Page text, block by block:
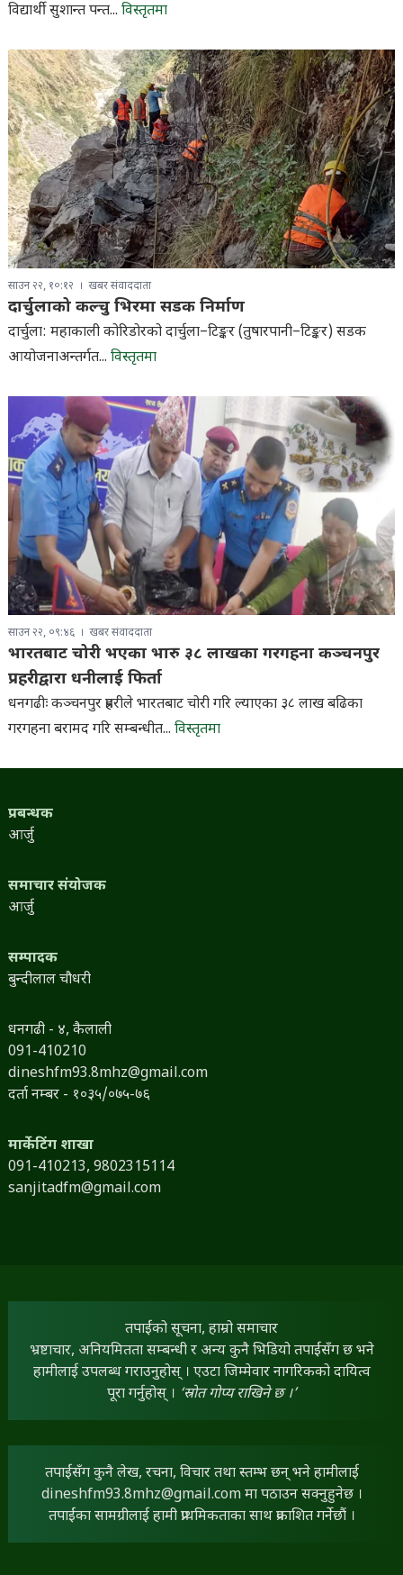
विद्यार्थी सुशान्त पन्त... विस्तृतमा
साउन २२, १०:१२ खबर संवाददाता
दार्चुलाको कल्चु भिरमा सडक निर्माण
दार्चुला: महाकाली कोरिडोरको दार्चुला–टिङ्कर (तुषारपानी–टिङ्कर) सडक
आयोजनाअन्तर्गत... विस्तृतमा
साउन २२, ०९:४६ खबर संवाददाता
भारतबाट चोरी भएका भारु ३८ लाखका गरगहना कञ्चनपुर
प्रहरीद्वारा धनीलाई फिर्ता
धनगढीः कञ्चनपुर प्रहरीले भारतबाट चोरी गरि ल्याएका ३८ लाख बढिका
गरगहना बरामद गरि सम्बन्धीत... विस्तृतमा
प्रबन्धक
आर्जु
समाचार संयोजक
आर्जु
सम्पादक
बुन्दीलाल चौधरी
धनगढी - ४, कैलाली
091-410210
dineshfm93.8mhz@gmail.com
दर्ता नम्बर - १०३५/०७५-७६
मार्केटिंग शाखा
091-410213, 9802315114
sanjitadfm@gmail.com
तपाईंको सूचना, हाम्रो समाचार
भ्रष्टाचार, अनियमितता सम्बन्धी र अन्य कुनै भिडियो तपाईंसँग छ भने
हामीलाई उपलब्ध गराउनुहोस् । एउटा जिम्मेवार नागरिकको दायित्व
पूरा गर्नुहोस् । ‘स्रोत गोप्य राखिने छ ।’
तपाईंसँग कुनै लेख, रचना, विचार तथा स्तम्भ छन् भने हामीलाई
dineshfm93.8mhz@gmail.comमा पठाउन सक्नुहुनेछ ।
तपाईंका सामग्रीलाई हामी प्राथमिकताका साथ प्रकाशित गर्नेछौं ।